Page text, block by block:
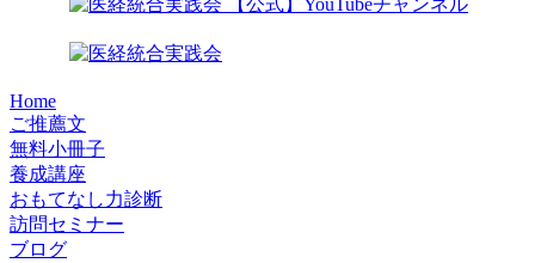
Home
ご推薦文
無料小冊子
養成講座
おもてなし力診断
訪問セミナー
ブログ